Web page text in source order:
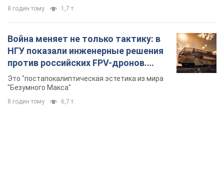
8 годин тому 1,7 т.
Война меняет не только тактику: в
НГУ показали инженерные решения
против российских FPV-дронов.
Фото
Это "постапокалиптическая эстетика из мира
"Безумного Макса"
8 годин тому 6,7 т.